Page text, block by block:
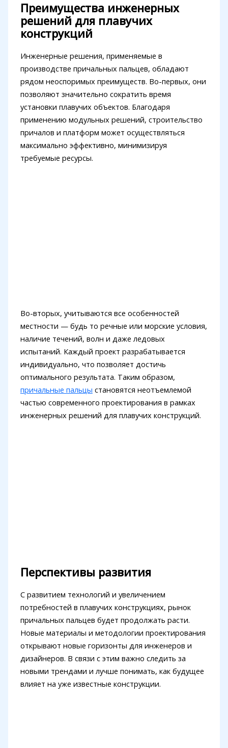
Преимущества инженерных
решений для плавучих
конструкций
Инженерные решения, применяемые в
производстве причальных пальцев, обладают
рядом неоспоримых преимуществ. Во-первых, они
позволяют значительно сократить время
установки плавучих объектов. Благодаря
применению модульных решений, строительство
причалов и платформ может осуществляться
максимально эффективно, минимизируя
требуемые ресурсы.
Во-вторых, учитываются все особенностей
местности — будь то речные или морские условия,
наличие течений, волн и даже ледовых
испытаний. Каждый проект разрабатывается
индивидуально, что позволяет достичь
оптимального результата. Таким образом,
причальные пальцы становятся неотъемлемой
частью современного проектирования в рамках
инженерных решений для плавучих конструкций.
Перспективы развития
С развитием технологий и увеличением
потребностей в плавучих конструкциях, рынок
причальных пальцев будет продолжать расти.
Новые материалы и методологии проектирования
открывают новые горизонты для инженеров и
дизайнеров. В связи с этим важно следить за
новыми трендами и лучше понимать, как будущее
влияет на уже известные конструкции.